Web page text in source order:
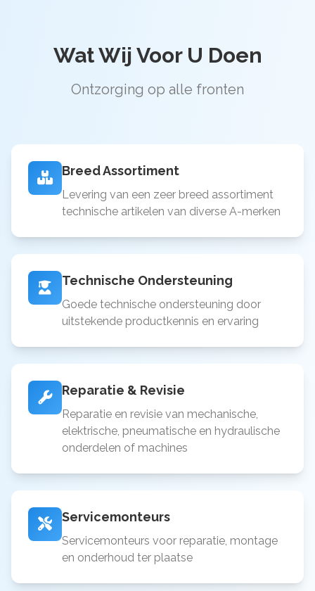
Wat Wij Voor U Doen
Ontzorging op alle fronten
Breed Assortiment
Levering van een zeer breed assortiment
technische artikelen van diverse A-merken
Technische Ondersteuning
Goede technische ondersteuning door
uitstekende productkennis en ervaring
Reparatie & Revisie
Reparatie en revisie van mechanische,
elektrische, pneumatische en hydraulische
onderdelen of machines
Servicemonteurs
Servicemonteurs voor reparatie, montage
en onderhoud ter plaatse